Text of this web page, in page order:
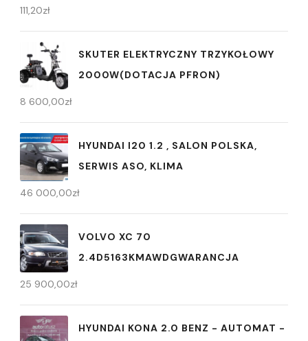
111,20zł
SKUTER ELEKTRYCZNY TRZYKOŁOWY
2000W(DOTACJA PFRON)
8 600,00zł
HYUNDAI I20 1.2 , SALON POLSKA,
SERWIS ASO, KLIMA
46 000,00zł
VOLVO XC 70
2.4D5163KMAWDGWARANCJA
25 900,00zł
HYUNDAI KONA 2.0 BENZ - AUTOMAT -